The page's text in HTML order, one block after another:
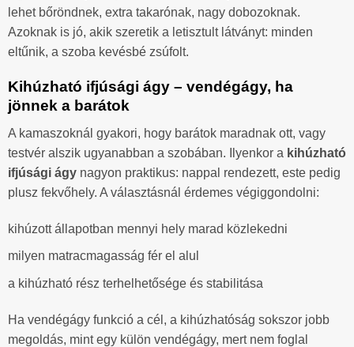
lehet bőröndnek, extra takarónak, nagy dobozoknak.
Azoknak is jó, akik szeretik a letisztult látványt: minden
eltűnik, a szoba kevésbé zsúfolt.
Kihúzható ifjúsági ágy – vendégágy, ha
jönnek a barátok
A kamaszoknál gyakori, hogy barátok maradnak ott, vagy
testvér alszik ugyanabban a szobában. Ilyenkor a kihúzható
ifjúsági ágy nagyon praktikus: nappal rendezett, este pedig
plusz fekvőhely. A választásnál érdemes végiggondolni:
kihúzott állapotban mennyi hely marad közlekedni
milyen matracmagasság fér el alul
a kihúzható rész terhelhetősége és stabilitása
Ha vendégágy funkció a cél, a kihúzhatóság sokszor jobb
megoldás, mint egy külön vendégágy, mert nem foglal